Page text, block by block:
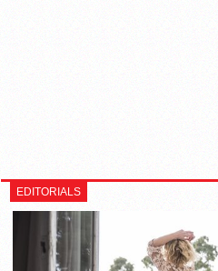
EDITORIALS